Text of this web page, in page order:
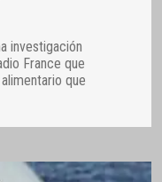
investigación
France que
que